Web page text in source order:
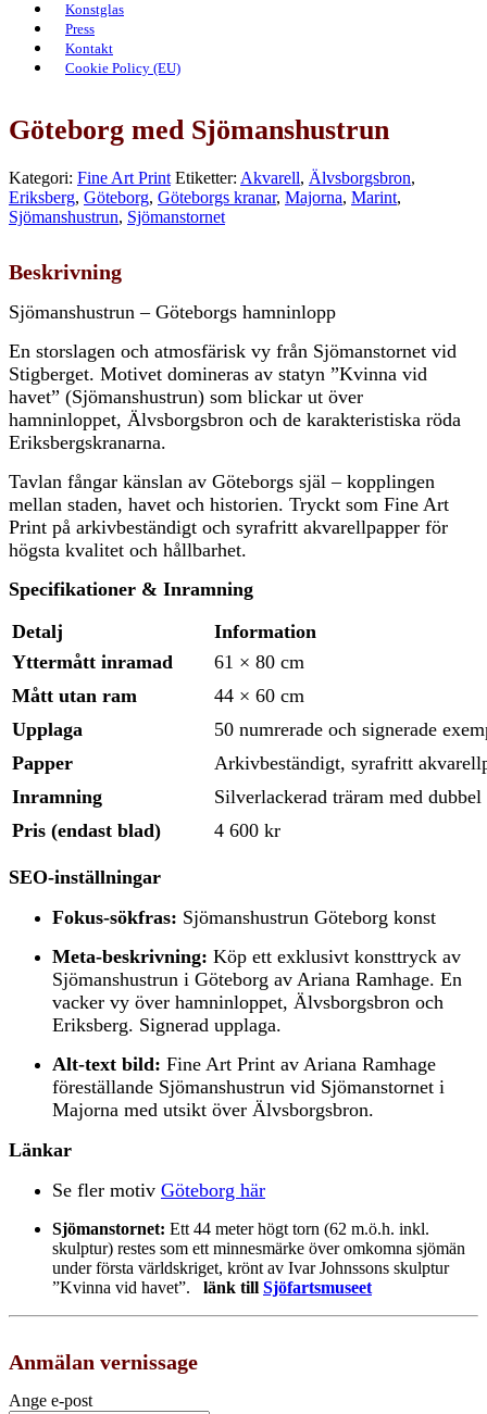
Konstglas
Press
Kontakt
Cookie Policy (EU)
Göteborg med Sjömanshustrun
Kategori: Fine Art Print Etiketter: Akvarell, Älvsborgsbron,
Eriksberg, Göteborg, Göteborgs kranar, Majorna, Marint,
Sjömanshustrun, Sjömanstornet
Beskrivning
Sjömanshustrun – Göteborgs hamninlopp
En storslagen och atmosfärisk vy från Sjömanstornet vid
Stigberget. Motivet domineras av statyn ”Kvinna vid
havet” (Sjömanshustrun) som blickar ut över
hamninloppet, Älvsborgsbron och de karakteristiska röda
Eriksbergskranarna.
Tavlan fångar känslan av Göteborgs själ – kopplingen
mellan staden, havet och historien. Tryckt som Fine Art
Print på arkivbeständigt och syrafritt akvarellpapper för
högsta kvalitet och hållbarhet.
Specifikationer & Inramning
Detalj
Information
Yttermått inramad
61 × 80 cm
Mått utan ram
44 × 60 cm
Upplaga
50 numrerade och signerade
Papper
Arkivbeständigt, syrafritt
Inramning
Silverlackerad träram med
Pris (endast blad)
4 600 kr
SEO-inställningar
Fokus-sökfras: Sjömanshustrun Göteborg konst
Meta-beskrivning: Köp ett exklusivt konsttryck av
Sjömanshustrun i Göteborg av Ariana Ramhage. En
vacker vy över hamninloppet, Älvsborgsbron och
Eriksberg. Signerad upplaga.
Alt-text bild: Fine Art Print av Ariana Ramhage
föreställande Sjömanshustrun vid Sjömanstornet i
Majorna med utsikt över Älvsborgsbron.
Länkar
Se fler motiv Göteborg här
Sjömanstornet: Ett 44 meter högt torn (62 m.ö.h. inkl.
skulptur) restes som ett minnesmärke över omkomna sjömän
under första världskriget, krönt av Ivar Johnssons skulptur
”Kvinna vid havet”. länk till Sjöfartsmuseet
Anmälan vernissage
Ange e-post